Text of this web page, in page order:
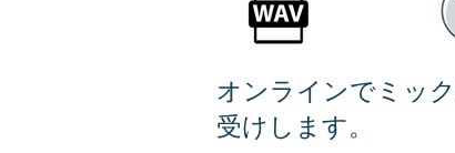
オンラインでミッ
受けします。